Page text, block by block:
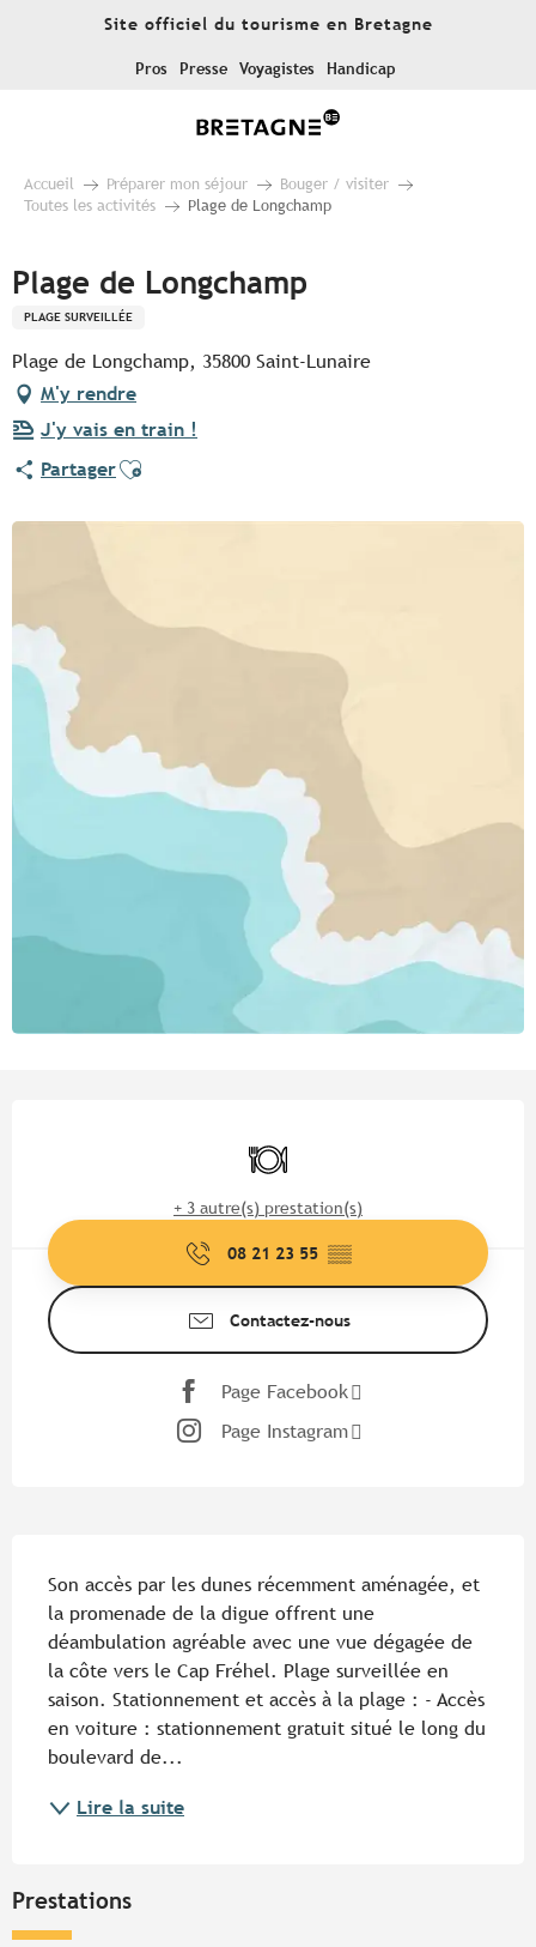
Site officiel du tourisme en Bretagne
Pros Presse Voyagistes Handicap
Accueil Préparer mon séjour
Bouger / visiter
Toutes les activités
Plage de Longchamp
Plage de Longchamp
PLAGE SURVEILLÉE
Plage de Longchamp, 35800 Saint-Lunaire
M'y rendre
J'y vais en train !
PartagerAjouter aux favoris
Restaurant
+ 3 autre(s) prestation(s)
08 21 23 55 ▒▒
Contactez-nous
Page Facebook
Page Instagram
Son accès par les dunes récemment aménagée, et
la promenade de la digue offrent une
déambulation agréable avec une vue dégagée de
la côte vers le Cap Fréhel. Plage surveillée en
saison. Stationnement et accès à la plage : - Accès
en voiture : stationnement gratuit situé le long du
boulevard de...
Lire la suite
Prestations